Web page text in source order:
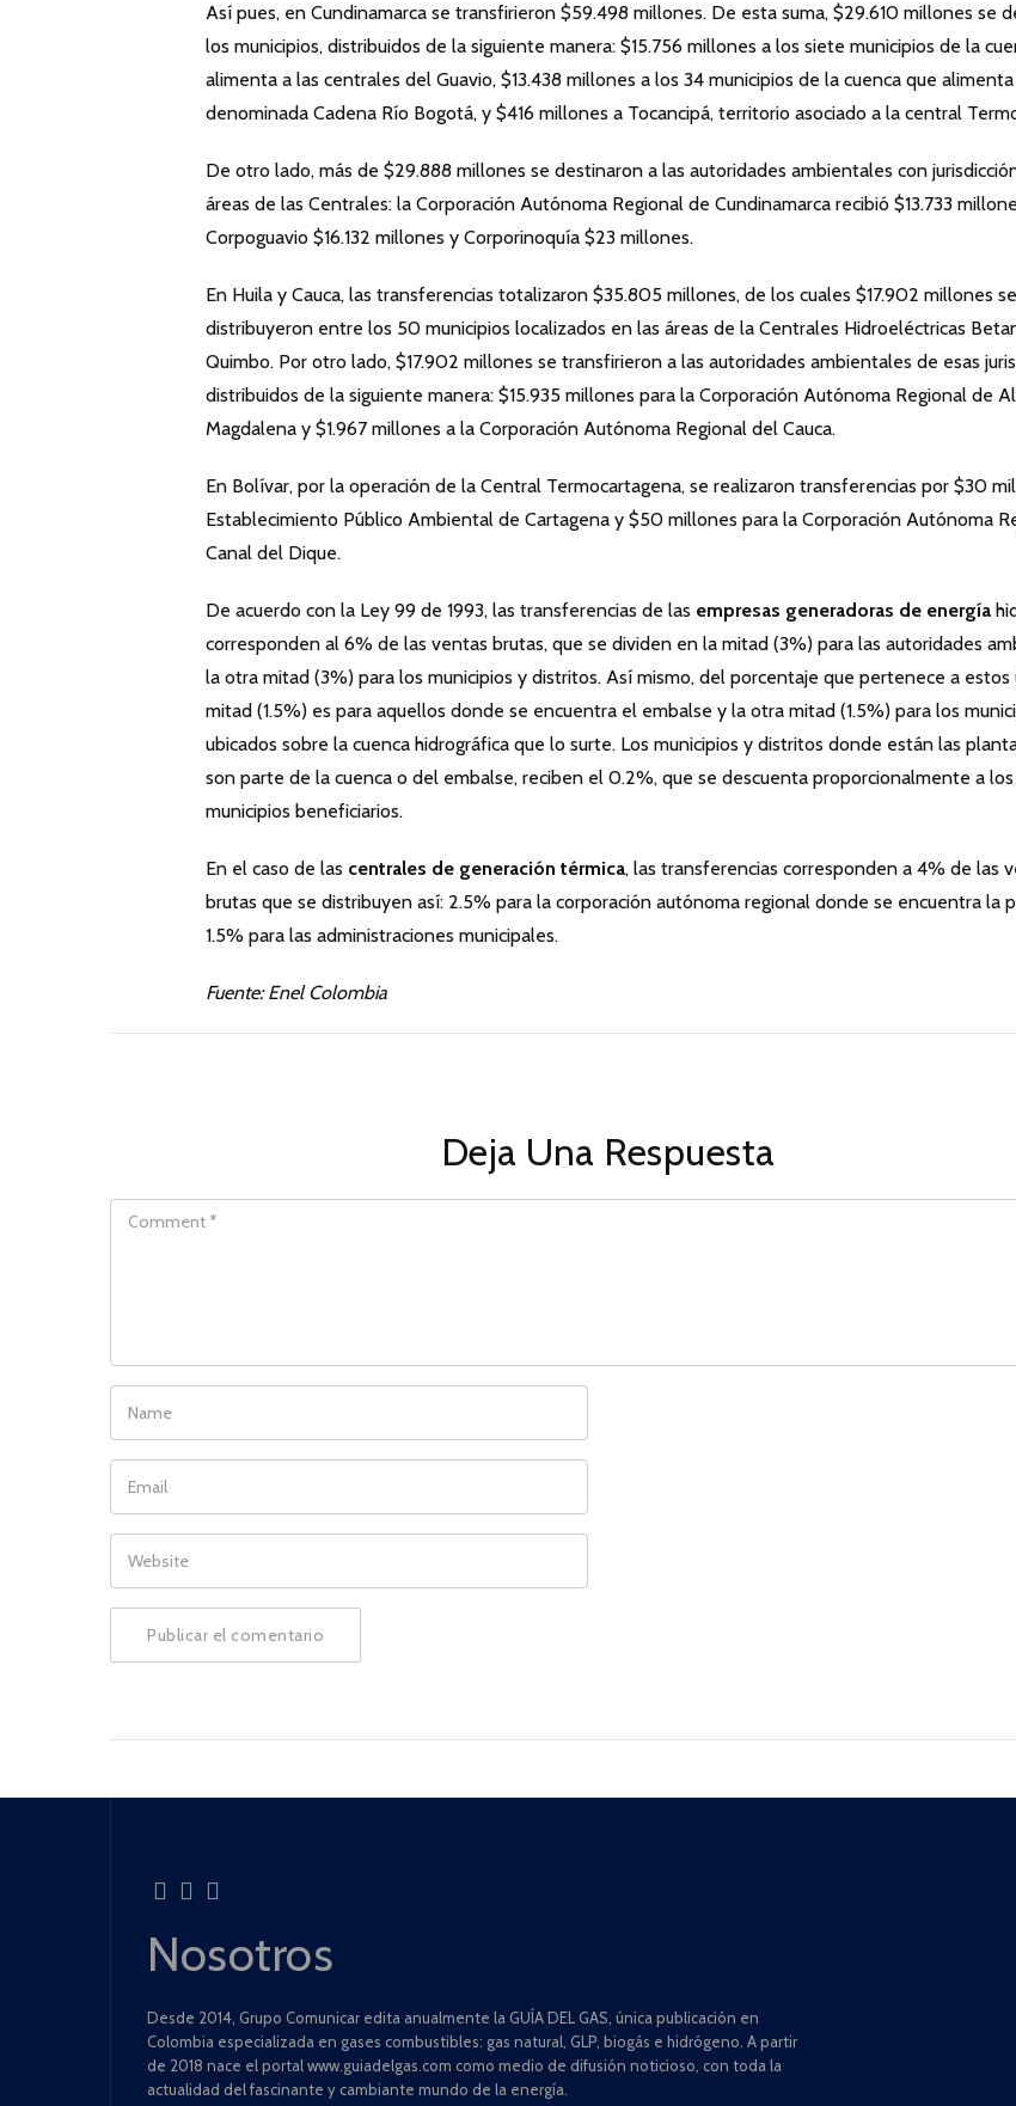
Así pues, en Cundinamarca se transfirieron $59.498 millones. De esta suma, $29.610 millones se
los municipios, distribuidos de la siguiente manera: $15.756 millones a los siete municipios de la
alimenta a las centrales del Guavio, $13.438 millones a los 34 municipios de la cuenca que
denominada Cadena Río Bogotá, y $416 millones a Tocancipá, territorio asociado a la central
De otro lado, más de $29.888 millones se destinaron a las autoridades ambientales con
áreas de las Centrales: la Corporación Autónoma Regional de Cundinamarca recibió $13.733
Corpoguavio $16.132 millones y Corporinoquía $23 millones.
En Huila y Cauca, las transferencias totalizaron $35.805 millones, de los cuales $17.902 millones se
distribuyeron entre los 50 municipios localizados en las áreas de la Centrales Hidroeléctricas
Quimbo. Por otro lado, $17.902 millones se transfirieron a las autoridades ambientales de esas
distribuidos de la siguiente manera: $15.935 millones para la Corporación Autónoma Regional de
Magdalena y $1.967 millones a la Corporación Autónoma Regional del Cauca.
En Bolívar, por la operación de la Central Termocartagena, se realizaron transferencias por $30
Establecimiento Público Ambiental de Cartagena y $50 millones para la Corporación Autónoma
Canal del Dique.
De acuerdo con la Ley 99 de 1993, las transferencias de las empresas generadoras de energía
corresponden al 6% de las ventas brutas, que se dividen en la mitad (3%) para las autoridades
la otra mitad (3%) para los municipios y distritos. Así mismo, del porcentaje que pertenece a estos
mitad (1.5%) es para aquellos donde se encuentra el embalse y la otra mitad (1.5%) para los
ubicados sobre la cuenca hidrográfica que lo surte. Los municipios y distritos donde están las
son parte de la cuenca o del embalse, reciben el 0.2%, que se descuenta proporcionalmente a
municipios beneficiarios.
En el caso de las centrales de generación térmica, las transferencias corresponden a 4% de las
brutas que se distribuyen así: 2.5% para la corporación autónoma regional donde se encuentra la
1.5% para las administraciones municipales.
Fuente: Enel Colombia
Deja Una Respuesta
COMMENT
NAME
EMAIL
WEBSITE
Nosotros
Desde 2014, Grupo Comunicar edita anualmente la GUÍA DEL GAS, única publicación en
Colombia especializada en gases combustibles: gas natural, GLP, biogás e hidrógeno. A partir
de 2018 nace el portal www.guiadelgas.com como medio de difusión noticioso, con toda la
actualidad del fascinante y cambiante mundo de la energía.